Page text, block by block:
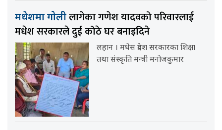
मधेशमा गोलीलागेका गणेश यादवको परिवारलाई
मधेश सरकारले दुई कोठे घर बनाइदिने
लहान । मधेस प्रदेश सरकारका शिक्षा
तथा संस्कृति मन्त्री मनोजकुमार